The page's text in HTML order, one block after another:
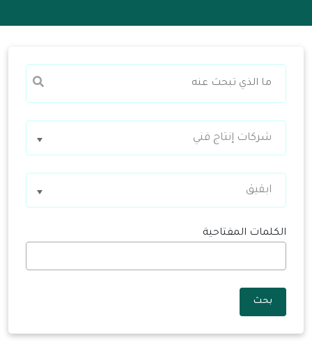
شركات إنتاج فني
ابقيق
الكلمات المفتاحية
بحث